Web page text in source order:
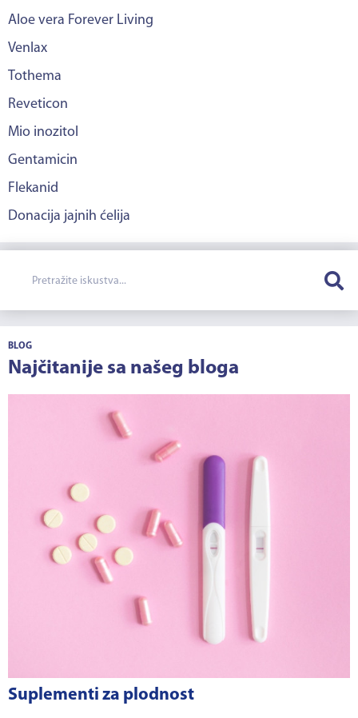
Aloe vera Forever Living
Venlax
Tothema
Reveticon
Mio inozitol
Gentamicin
Flekanid
Donacija jajnih ćelija
BLOG
Najčitanije sa našeg bloga
Suplementi za plodnost